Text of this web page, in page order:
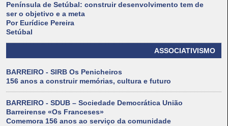
Península de Setúbal: construir desenvolvimento tem de
ser o objetivo e a meta
Por Eurídice Pereira
Setúbal
ASSOCIATIVISMO
BARREIRO - SIRB Os Penicheiros
156 anos a construir memórias, cultura e futuro
BARREIRO - SDUB – Sociedade Democrática União
Barreirense «Os Franceses»
Comemora 156 anos ao serviço da comunidade